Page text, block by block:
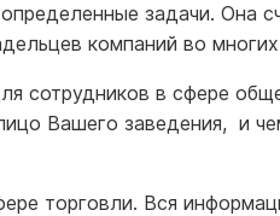
задачи. Она
компаний во
сотрудников в сфере
Вашего заведения, и
торговли. Вся